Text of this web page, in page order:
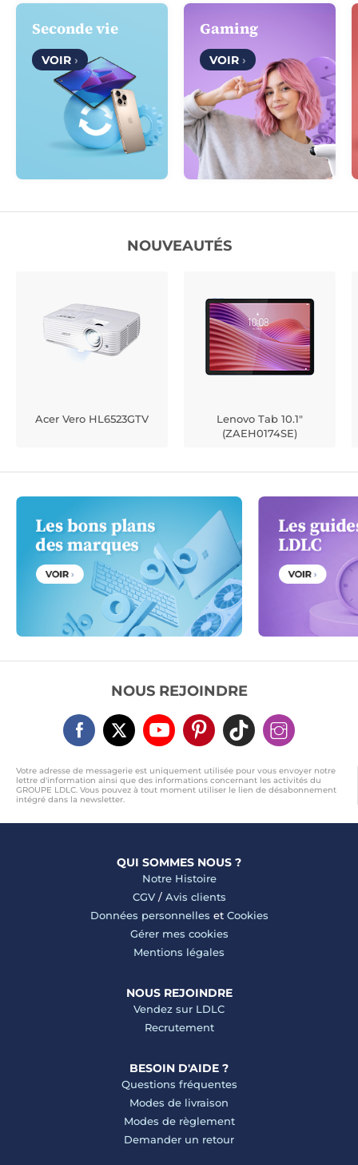
Seconde vie
VOIR ›
Gaming
VOIR ›
NOUVEAUTÉS
Acer Vero HL6523GTV
Lenovo Tab 10.1"
(ZAEH0174SE)
NOUS REJOINDRE
Votre adresse de messagerie est uniquement utilisée pour vous envoyer notre
lettre d'information ainsi que des informations concernant les activités du
GROUPE LDLC. Vous pouvez à tout moment utiliser le lien de désabonnement
intégré dans la newsletter.
QUI SOMMES NOUS ?
Notre Histoire
CGV/ Avis clients
Données personnelles et Cookies
Gérer mes cookies
Mentions légales
NOUS REJOINDRE
Vendez sur LDLC
Recrutement
BESOIN D'AIDE ?
Questions fréquentes
Modes de livraison
Modes de règlement
Demander un retour